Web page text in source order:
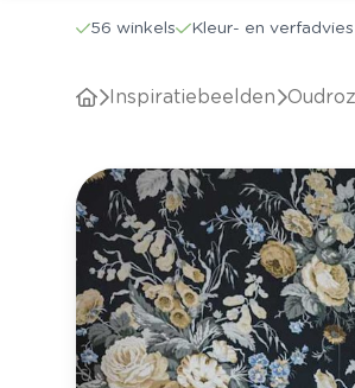
56 winkels Kleur- en
Inspiratiebeelden